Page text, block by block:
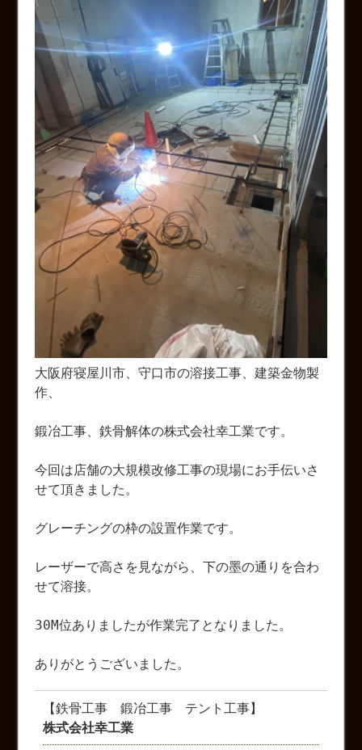
大阪府寝屋川市、守口市の溶接工事、建築金物製
作、
鍛冶工事、鉄骨解体の株式会社幸工業です。
今回は店舗の大規模改修工事の現場にお手伝いさ
せて頂きました。
グレーチングの枠の設置作業です。
レーザーで高さを見ながら、下の墨の通りを合わ
せて溶接。
30M位ありましたが作業完了となりました。
ありがとうございました。
【鉄骨工事 鍛冶工事 テント工事】
株式会社幸工業